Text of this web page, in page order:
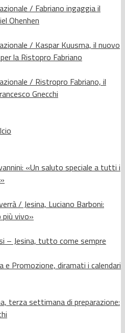
/ Fabriano ingaggia il
Ohenhen
/ Kaspar Kuusma, il nuovo
la Ristopro Fabriano
/ Ristropro Fabriano, il
Gnecchi
«Un saluto speciale a tutti i
/ Jesina, Luciano Barboni:
più vivo»
– Jesina, tutto come sempre
e Promozione, diramati i calendari
terza settimana di preparazione: